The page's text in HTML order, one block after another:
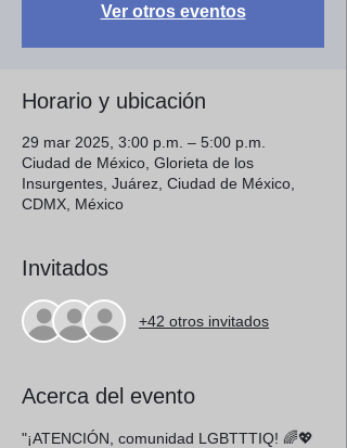
Ver otros eventos
Horario y ubicación
29 mar 2025, 3:00 p.m. – 5:00 p.m.
Ciudad de México, Glorieta de los
Insurgentes, Juárez, Ciudad de México,
CDMX, México
Invitados
+42 otros invitados
Acerca del evento
"¡ATENCIÓN, comunidad LGBTTTIQ! 🌈💖